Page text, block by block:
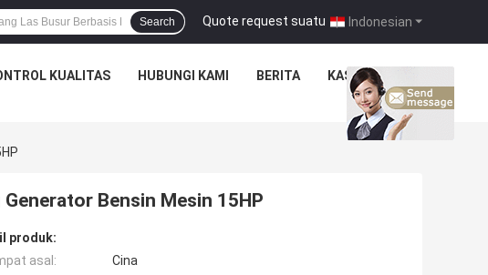
Indonesian
Quote request suatu |
Search
KUALITAS HUBUNGI KAMI BERITA KASUS
Bensin Mesin 15HP
produk:
asal:
Cina